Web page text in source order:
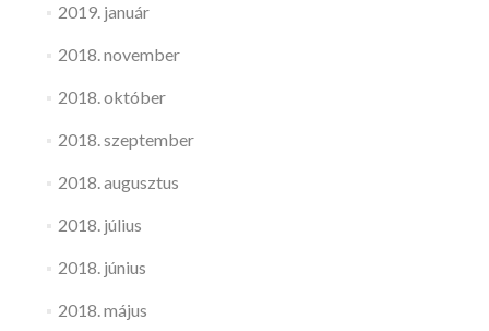
2019. január
2018. november
2018. október
2018. szeptember
2018. augusztus
2018. július
2018. június
2018. május